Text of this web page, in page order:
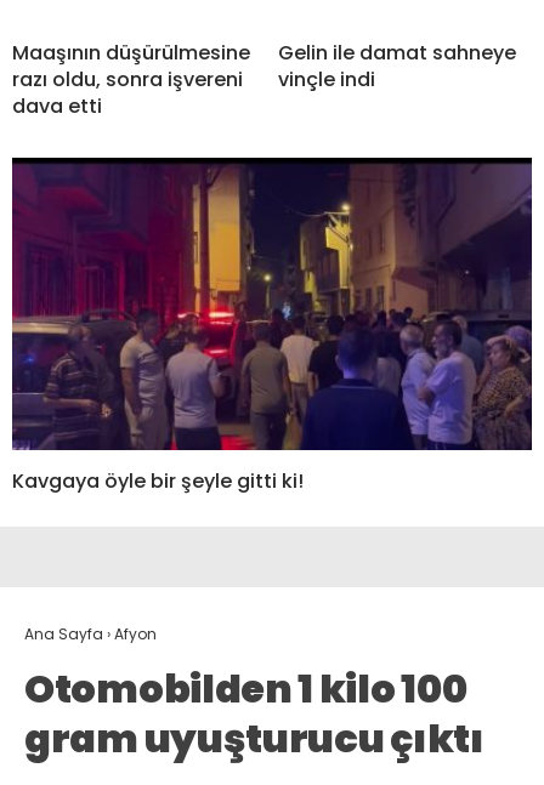
Maaşının düşürülmesine
razı oldu, sonra işvereni
dava etti
Gelin ile damat sahneye
vinçle indi
Kavgaya öyle bir şeyle gitti ki!
Ana Sayfa ›Afyon
Otomobilden 1 kilo 100
gram uyuşturucu çıktı